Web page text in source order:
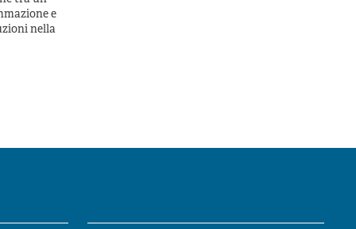
e
nella